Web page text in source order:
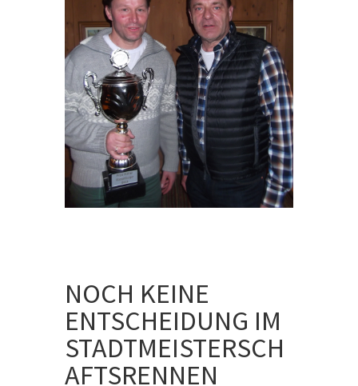
NOCH KEINE
ENTSCHEIDUNG IM
STADTMEISTERSCH
AFTSRENNEN